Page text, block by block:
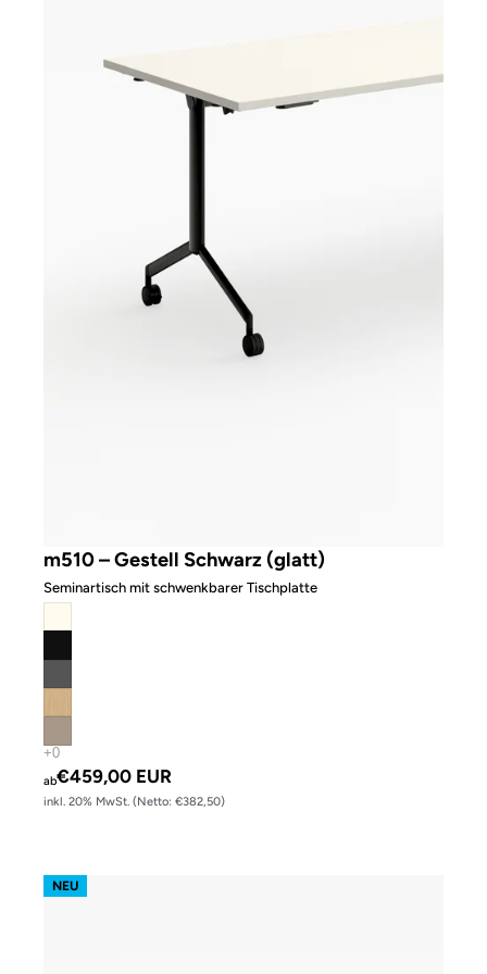
m510 – Gestell Schwarz (glatt)
Seminartisch mit schwenkbarer Tischplatte
ab€459,00 EUR
inkl. 20% MwSt. (Netto: €382,50)
Lifttalk quadratisch
NEU